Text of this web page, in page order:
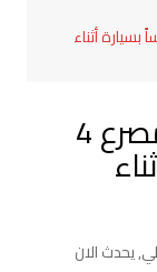
مصرع 4 وإصابة 11 دهساً بسيارة أثناء
حادث مروع في فلوريدا.. مصرع 4
,يحدث الان